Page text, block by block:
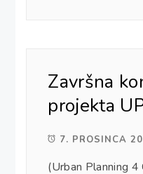
Završna
projekta
7. PROSINCA
(Urban Planning